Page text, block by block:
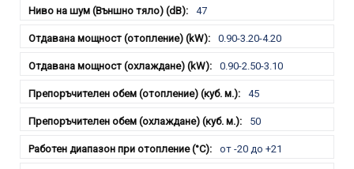
47
0.90-3.20-4.20
0.90-2.50-3.10
45
50
от -20 до +21